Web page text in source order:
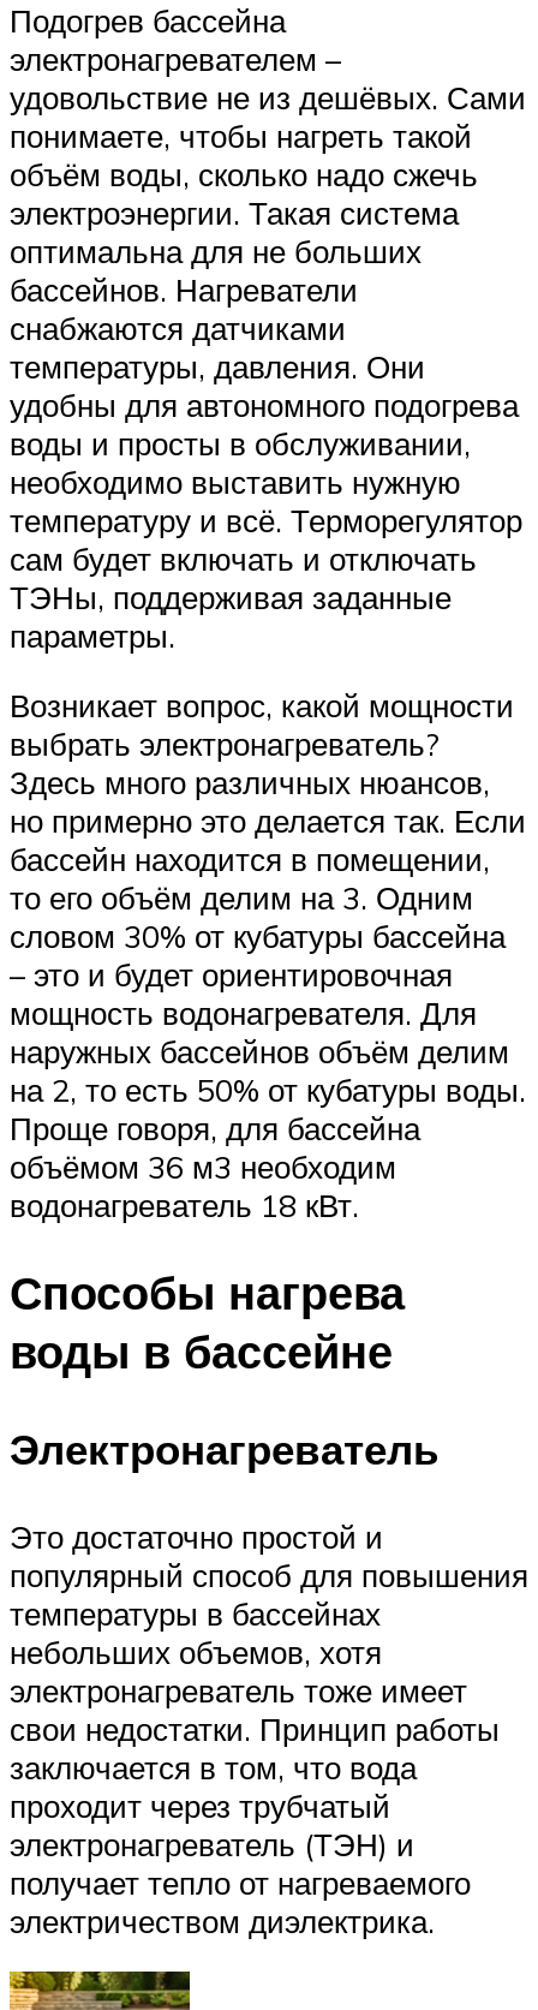
Подогрев бассейна
электронагревателем –
удовольствие не из дешёвых. Сами
понимаете, чтобы нагреть такой
объём воды, сколько надо сжечь
электроэнергии. Такая система
оптимальна для не больших
бассейнов. Нагреватели
снабжаются датчиками
температуры, давления. Они
удобны для автономного подогрева
воды и просты в обслуживании,
необходимо выставить нужную
температуру и всё. Терморегулятор
сам будет включать и отключать
ТЭНы, поддерживая заданные
параметры.
Возникает вопрос, какой мощности
выбрать электронагреватель?
Здесь много различных нюансов,
но примерно это делается так. Если
бассейн находится в помещении,
то его объём делим на 3. Одним
словом 30% от кубатуры бассейна
– это и будет ориентировочная
мощность водонагревателя. Для
наружных бассейнов объём делим
на 2, то есть 50% от кубатуры воды.
Проще говоря, для бассейна
объёмом 36 м3 необходим
водонагреватель 18 кВт.
Способы нагрева
воды в бассейне
Электронагреватель
Это достаточно простой и
популярный способ для повышения
температуры в бассейнах
небольших объемов, хотя
электронагреватель тоже имеет
свои недостатки. Принцип работы
заключается в том, что вода
проходит через трубчатый
электронагреватель (ТЭН) и
получает тепло от нагреваемого
электричеством диэлектрика.